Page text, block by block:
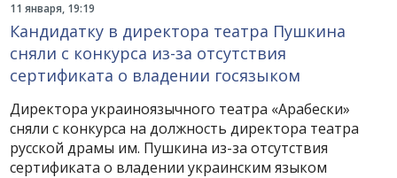
11 января, 19:19
Кандидатку в директора театра Пушкина
сняли с конкурса из-за отсутствия
сертификата о владении госязыком
Директора украиноязычного театра «Арабески»
сняли с конкурса на должность директора театра
русской драмы им. Пушкина из-за отсутствия
сертификата о владении украинским языком